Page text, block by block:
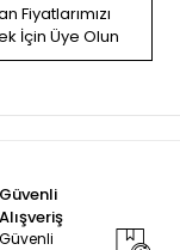
Fiyatlarımızı
İçin Üye Olun
Güvenli
Alışveriş
Güvenli